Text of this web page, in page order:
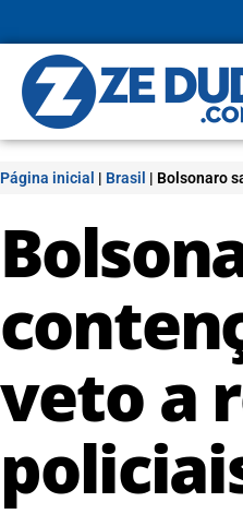
Página inicial | Brasil | Bolsonaro
veto a